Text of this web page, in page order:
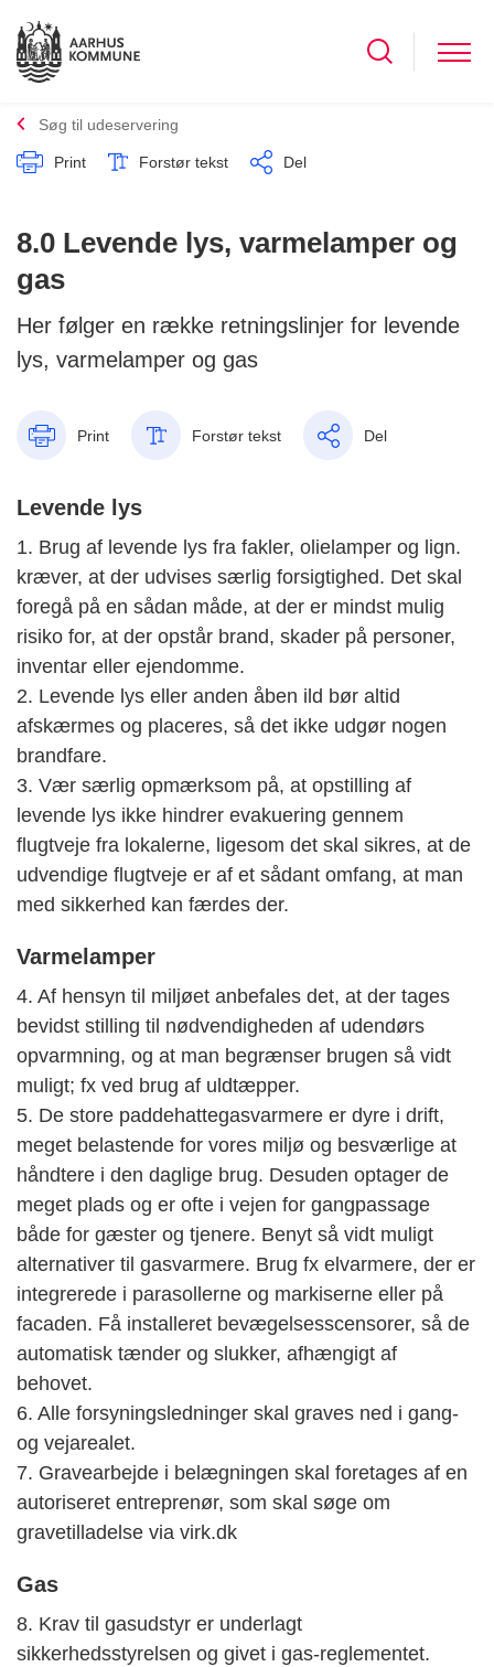
Søg til udeservering
Print Forstør tekst Del
8.0 Levende lys, varmelamper og
gas
Her følger en række retningslinjer for levende
lys, varmelamper og gas
Print Forstør tekst Del
Levende lys
1. Brug af levende lys fra fakler, olielamper og lign.
kræver, at der udvises særlig forsigtighed. Det skal
foregå på en sådan måde, at der er mindst mulig
risiko for, at der opstår brand, skader på personer,
inventar eller ejendomme.
2. Levende lys eller anden åben ild bør altid
afskærmes og placeres, så det ikke udgør nogen
brandfare.
3. Vær særlig opmærksom på, at opstilling af
levende lys ikke hindrer evakuering gennem
flugtveje fra lokalerne, ligesom det skal sikres, at de
udvendige flugtveje er af et sådant omfang, at man
med sikkerhed kan færdes der.
Varmelamper
4. Af hensyn til miljøet anbefales det, at der tages
bevidst stilling til nødvendigheden af udendørs
opvarmning, og at man begrænser brugen så vidt
muligt; fx ved brug af uldtæpper.
5. De store paddehattegasvarmere er dyre i drift,
meget belastende for vores miljø og besværlige at
håndtere i den daglige brug. Desuden optager de
meget plads og er ofte i vejen for gangpassage
både for gæster og tjenere. Benyt så vidt muligt
alternativer til gasvarmere. Brug fx elvarmere, der er
integrerede i parasollerne og markiserne eller på
facaden. Få installeret bevægelsesscensorer, så de
automatisk tænder og slukker, afhængigt af
behovet.
6. Alle forsyningsledninger skal graves ned i gang-
og vejarealet.
7. Gravearbejde i belægningen skal foretages af en
autoriseret entreprenør, som skal søge om
gravetilladelse via virk.dk
Gas
8. Krav til gasudstyr er underlagt
sikkerhedsstyrelsen og givet i gas-reglementet.